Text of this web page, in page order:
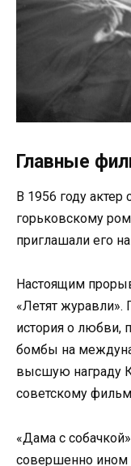
Главные
В 1956 году
горьковскому
приглашали его
Настоящим
«Летят журавли».
история о любви,
бомбы на
высшую награду
советскому
«Дама с
совершенно ином